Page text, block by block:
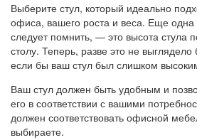
Выберите стул, который идеально
офиса, вашего роста и веса. Еще одна
следует помнить, — это высота стула
столу. Теперь, разве это не
если бы ваш стул был слишком
Ваш стул должен быть удобным и
его в соответствии с вашими
должен соответствовать офисной
выбираете.